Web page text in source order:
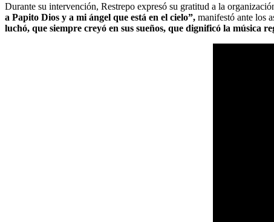
Durante su intervención, Restrepo expresó su gratitud a la
a Papito Dios y a mi ángel que está en el cielo”, manifestó ante los
luchó, que siempre creyó en sus sueños, que dignificó la música